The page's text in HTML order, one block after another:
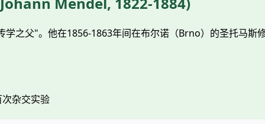
之父"。他在1856-1863年间在布尔诺（Brno）的圣托马斯
杂交实验